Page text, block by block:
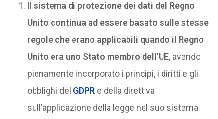
Il sistema di protezione dei dati del Regno
Unito continua ad essere basato sulle stesse
regole che erano applicabili quando il Regno
Unito era uno Stato membro dell’UE, avendo
pienamente incorporato i principi, i diritti e gli
obblighi del GDPRe della direttiva
sull’applicazione della legge nel suo sistema